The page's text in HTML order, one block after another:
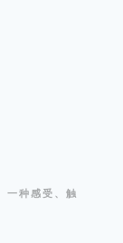
种感受、触